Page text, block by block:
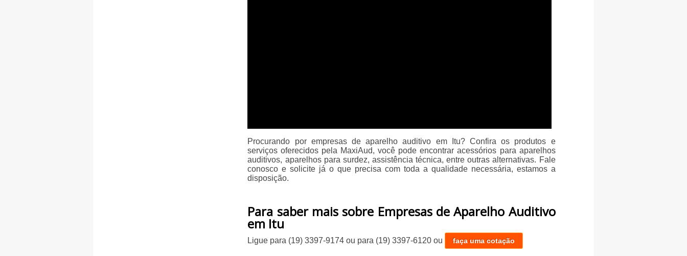
Procurando por empresas de aparelho auditivo em Itu? Confira os produtos e
serviços oferecidos pela MaxiAud, você pode encontrar acessórios para aparelhos
auditivos, aparelhos para surdez, assistência técnica, entre outras alternativas. Fale
conosco e solicite já o que precisa com toda a qualidade necessária, estamos a
disposição.
Para saber mais sobre Empresas de Aparelho Auditivo
em Itu
Ligue para (19) 3397-9174 ou para (19) 3397-6120 ou faça uma cotação